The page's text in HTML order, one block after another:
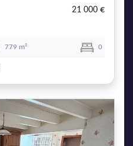
21 000 €
779 m² 0